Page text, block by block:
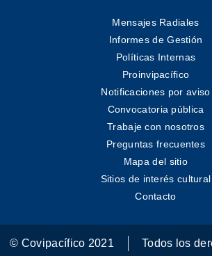
Mensajes Radiales
Informes de Gestión
Políticas Internas
Proinvipacífico
Notificaciones por aviso
Convocatoria pública
Trabaje con nosotros
Preguntas frecuentes
Mapa del sitio
Sitios de interés cultural
Contacto
© Covipacífico 2021 Todos los